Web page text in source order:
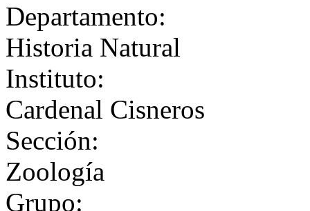
Departamento:
Historia Natural
Instituto:
Cardenal Cisneros
Sección:
Zoología
Grupo: